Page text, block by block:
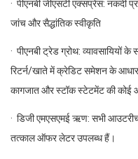
· पीएनबी जीएसटी एक्सप्रेस: नकदी
जांच और सैद्धांतिक स्वीकृति
· पीएनबी ट्रेड ग्रोथ: व्यावसायियों
रिटर्न/खाते में क्रेडिट समेशन के
कागजात और स्टॉक स्टेटमेंट की कोई
· डिजी एमएसएमई ऋण: सभी
तत्काल ऑफर लेटर उपलब्ध हैं।